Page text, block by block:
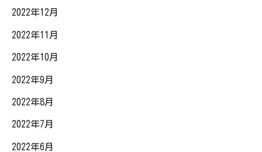
2022年12月
2022年11月
2022年10月
2022年9月
2022年8月
2022年7月
2022年6月